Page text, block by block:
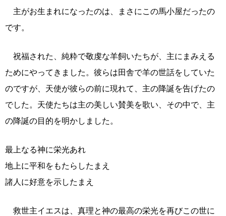
主がお生まれになったのは、まさにこの馬小屋だったの
です。
祝福された、純粋で敬虔な羊飼いたちが、主にまみえる
ためにやってきました。彼らは田舎で羊の世話をしていた
のですが、天使が彼らの前に現れて、主の降誕を告げたの
でした。天使たちは主の美しい賛美を歌い、その中で、主
の降誕の目的を明かしました。
最上なる神に栄光あれ
地上に平和をもたらしたまえ
諸人に好意を示したまえ
救世主イエスは、真理と神の最高の栄光を再びこの世に